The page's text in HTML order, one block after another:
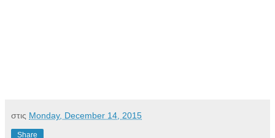
στις Monday, December 14, 2015
Share